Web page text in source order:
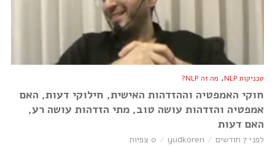
טכניקות NLP , מה זה NLP?
חוקי האמפטיה וההזדהות האישית, חילוקי דעות, האם
אמפטיה והזדהות עושה טוב, מתי הזדהות עושה רע,
האם דעות
לפני 7 חודשים yudkoren 0 צפיות